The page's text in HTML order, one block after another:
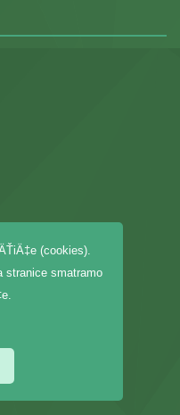
(cookies).
stranice smatramo